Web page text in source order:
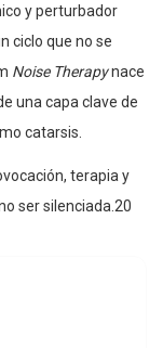
y perturbador
ciclo que no se
Noise Therapynace
una capa clave de
catarsis.
terapia y
ser silenciada.20